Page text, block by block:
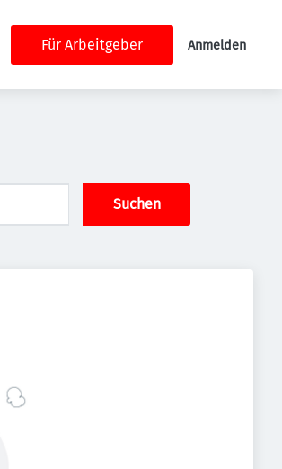
Für Arbeitgeber Anmelden
Suchen